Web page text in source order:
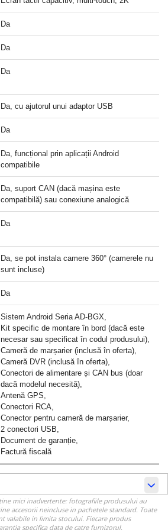
Da
Da
Da
Da, cu ajutorul unui adaptor USB
Da
Da, funcțional prin aplicații Android
compatibile
Da, suport CAN (dacă mașina este
compatibilă) sau conexiune analogică
Da
Da, se pot instala camere 360° (camerele nu
sunt incluse)
Da
Sistem Android Seria AD-BGX,
Kit specific de montare în bord (dacă este
necesar sau specificat în codul produsului),
Cameră de marșarier (inclusă în oferta),
Cameră DVR (inclusă în oferta),
Conectori de alimentare și CAN bus (doar
dacă modelul necesită),
Antenă GPS,
Conectori RCA,
Conector pentru cameră de marșarier,
2 conectori USB,
Document de garanție,
Factură fiscală